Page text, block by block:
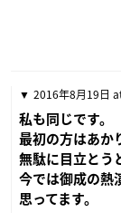
2016年8月19日
私も同じです。
最初の方はあか
無駄に目立とう
今では御成の熱
思ってます。